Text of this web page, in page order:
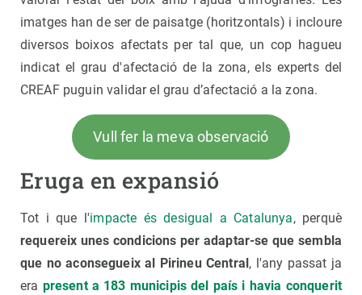
imatges han de ser de paisatge (horitzontals) i incloure
diversos boixos afectats per tal que, un cop hagueu
indicat el grau d'afectació de la zona, els experts del
CREAF puguin validar el grau d’afectació a la zona.
Vull fer la meva observació
Eruga en expansió
Tot i que l'impacte és desigual a Catalunya, perquè
requereix unes condicions per adaptar-se que sembla
que no aconsegueix al Pirineu Central , l'any passat ja
era present a 183 municipis del país i havia conquerit